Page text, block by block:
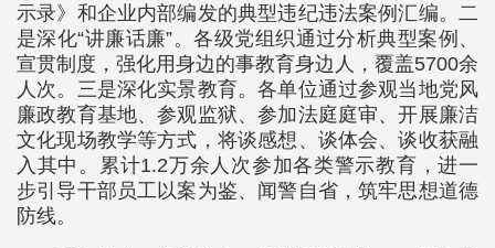
示录》和企业内部编发的典型违纪违法案例汇编。二
是深化“讲廉话廉”。各级党组织通过分析典型案例、
宣贯制度，强化用身边的事教育身边人，覆盖5700余
人次。三是深化实景教育。各单位通过参观当地党风
廉政教育基地、参观监狱、参加法庭庭审、开展廉洁
文化现场教学等方式，将谈感想、谈体会、谈收获融
入其中。累计1.2万余人次参加各类警示教育，进一
步引导干部员工以案为鉴、闻警自省，筑牢思想道德
防线。